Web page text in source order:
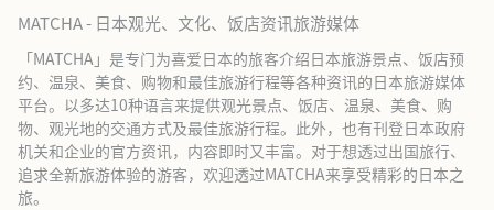
MATCHA - 日本观光、文化、饭店资讯旅游媒体
「MATCHA」是专门为喜爱日本的旅客介绍日本旅游景点、饭店预
约、温泉、美食、购物和最佳旅游行程等各种资讯的日本旅游媒体
平台。以多达10种语言来提供观光景点、饭店、温泉、美食、购
物、观光地的交通方式及最佳旅游行程。此外，也有刊登日本政府
机关和企业的官方资讯，内容即时又丰富。对于想透过出国旅行、
追求全新旅游体验的游客，欢迎透过MATCHA来享受精彩的日本之
旅。